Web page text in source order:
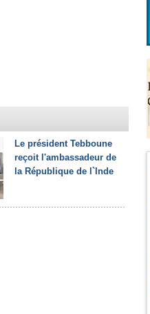
Le président Tebboune
reçoit l'ambassadeur de
la République de l`Inde